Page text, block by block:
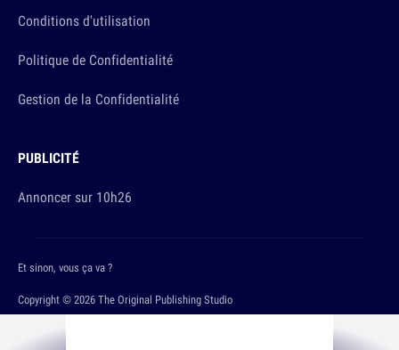
Conditions d'utilisation
Politique de Confidentialité
Gestion de la Confidentialité
PUBLICITÉ
Annoncer sur 10h26
Copyright © 2026 The Original Publishing Studio
Et sinon, vous ça va ?